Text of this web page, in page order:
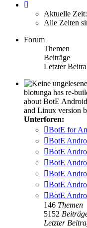
Aktuelle
Alle Zeiten
Forum
Themen
Beiträge
Letzter
blotunga has re-
about BotE
and Linux version
Unterforen:
BotE for
BotE
BotE
BotE
BotE
BotE
BotE
146 Themen
5152
Letzter